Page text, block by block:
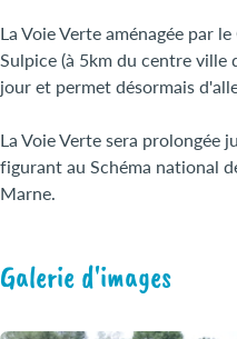
La Voie Verte aménagée par
Sulpice (à 5km du centre ville
jour et permet désormais
La Voie Verte sera prolongée
figurant au Schéma national
Marne.
Galerie d'images